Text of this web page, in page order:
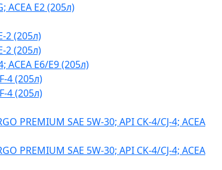
ACEA E2 (205л)
2 (205л)
2 (205л)
ACEA E6/E9 (205л)
4 (205л)
4 (205л)
PREMIUM SAE 5W-30; API CK-4/CJ-4; ACEA
PREMIUM SAE 5W-30; API CK-4/CJ-4; ACEA